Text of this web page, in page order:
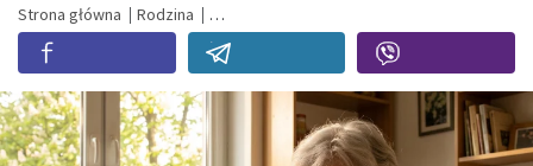
Strona główna
Rodzina